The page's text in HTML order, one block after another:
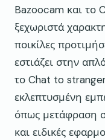
Bazoocam και το
ξεχωριστά
ποικίλες
εστιάζει στην
το Chat to
εκλεπτυσμένη
όπως μετάφραση
και ειδικές